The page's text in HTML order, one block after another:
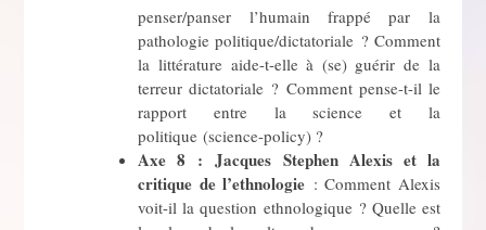
penser/panser l’humain frappé par la
pathologie politique/dictatoriale ? Comment
la littérature aide-t-elle à (se) guérir de la
terreur dictatoriale ? Comment pense-t-il le
rapport entre la science et la
politique (science-policy) ?
Axe 8 :Jacques Stephen Alexis et la
critique de l’ethnologie : Comment Alexis
voit-il la question ethnologique ? Quelle est